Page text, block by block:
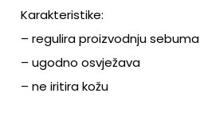
Karakteristike:
– regulira proizvodnju sebuma
– ugodno osvježava
– ne iritira kožu